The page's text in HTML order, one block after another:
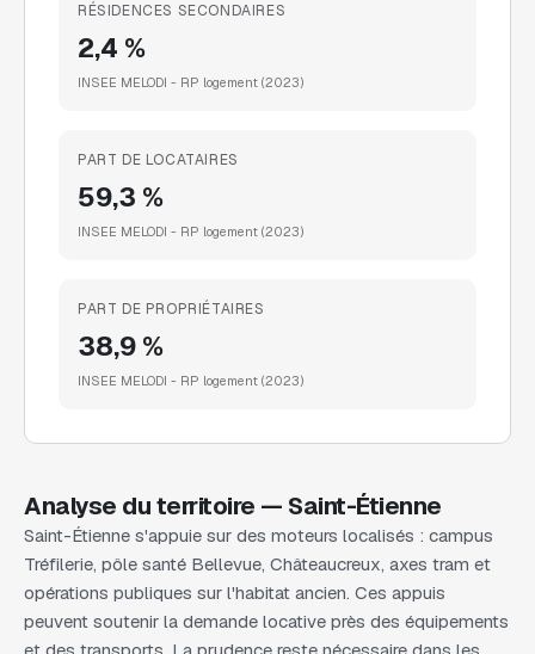
RÉSIDENCES SECONDAIRES
2,4 %
INSEE MELODI - RP logement (2023)
PART DE LOCATAIRES
59,3 %
INSEE MELODI - RP logement (2023)
PART DE PROPRIÉTAIRES
38,9 %
INSEE MELODI - RP logement (2023)
Analyse du territoire — Saint-Étienne
Saint-Étienne s'appuie sur des moteurs localisés : campus
Tréfilerie, pôle santé Bellevue, Châteaucreux, axes tram et
opérations publiques sur l'habitat ancien. Ces appuis
peuvent soutenir la demande locative près des équipements